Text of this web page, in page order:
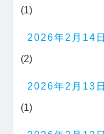
(1)
2026年2月14日
(2)
2026年2月13日
(1)